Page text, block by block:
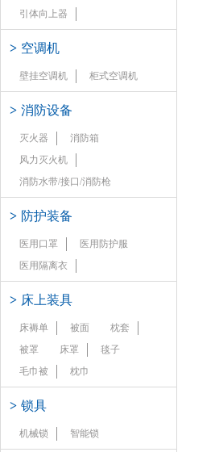
引体向上器
> 空调机
壁挂空调机 柜式空调机
> 消防设备
灭火器
消防箱
风力灭火机
消防水带/接口/消防枪
> 防护装备
医用口罩
医用防护服
医用隔离衣
> 床上装具
床褥单 被面
枕套
被罩
床罩
毯子
毛巾被
枕巾
> 锁具
机械锁 智能锁